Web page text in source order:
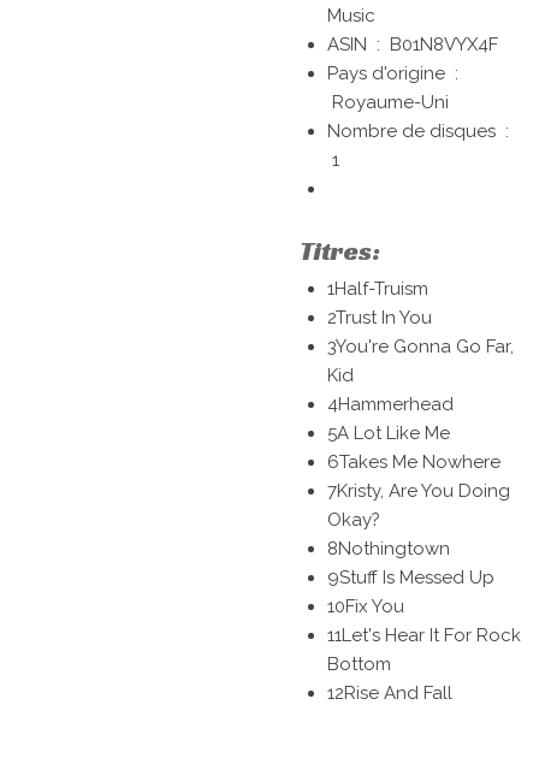
Music
ASIN ‏ : ‎ B01N8VYX4F
Pays d'origine ‏ :
Royaume-Uni
Nombre de disques ‏ :
1
Titres:
1Half-Truism
2Trust In You
3You're Gonna Go Far,
Kid
4Hammerhead
5A Lot Like Me
6Takes Me Nowhere
7Kristy, Are You Doing
Okay?
8Nothingtown
9Stuff Is Messed Up
10Fix You
11Let's Hear It For Rock
Bottom
12Rise And Fall